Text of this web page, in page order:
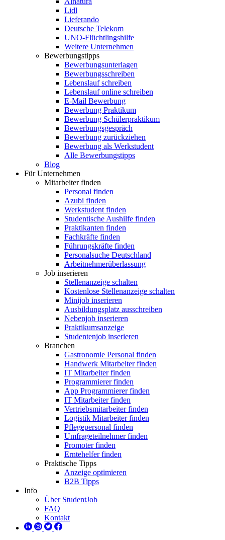
Lidl
Lieferando
Deutsche Telekom
UNO-Flüchtlingshilfe
Weitere Unternehmen
Bewerbungstipps
Bewerbungsunterlagen
Bewerbungsschreiben
Lebenslauf schreiben
Lebenslauf online schreiben
E-Mail Bewerbung
Bewerbung Praktikum
Bewerbung Schülerpraktikum
Bewerbungsgespräch
Bewerbung zurückziehen
Bewerbung als Werkstudent
Alle Bewerbungstipps
Blog
Für Unternehmen
Mitarbeiter finden
Personal finden
Azubi finden
Werkstudent finden
Studentische Aushilfe finden
Praktikanten finden
Fachkräfte finden
Führungskräfte finden
Personalsuche Deutschland
Arbeitnehmerüberlassung
Job inserieren
Stellenanzeige schalten
Kostenlose Stellenanzeige schalten
Minijob inserieren
Ausbildungsplatz ausschreiben
Nebenjob inserieren
Praktikumsanzeige
Studentenjob inserieren
Branchen
Gastronomie Personal finden
Handwerk Mitarbeiter finden
IT Mitarbeiter finden
Programmierer finden
App Programmierer finden
IT Mitarbeiter finden
Vertriebsmitarbeiter finden
Logistik Mitarbeiter finden
Pflegepersonal finden
Umfrageteilnehmer finden
Promoter finden
Erntehelfer finden
Praktische Tipps
Anzeige optimieren
B2B Tipps
Info
Über StudentJob
FAQ
Kontakt